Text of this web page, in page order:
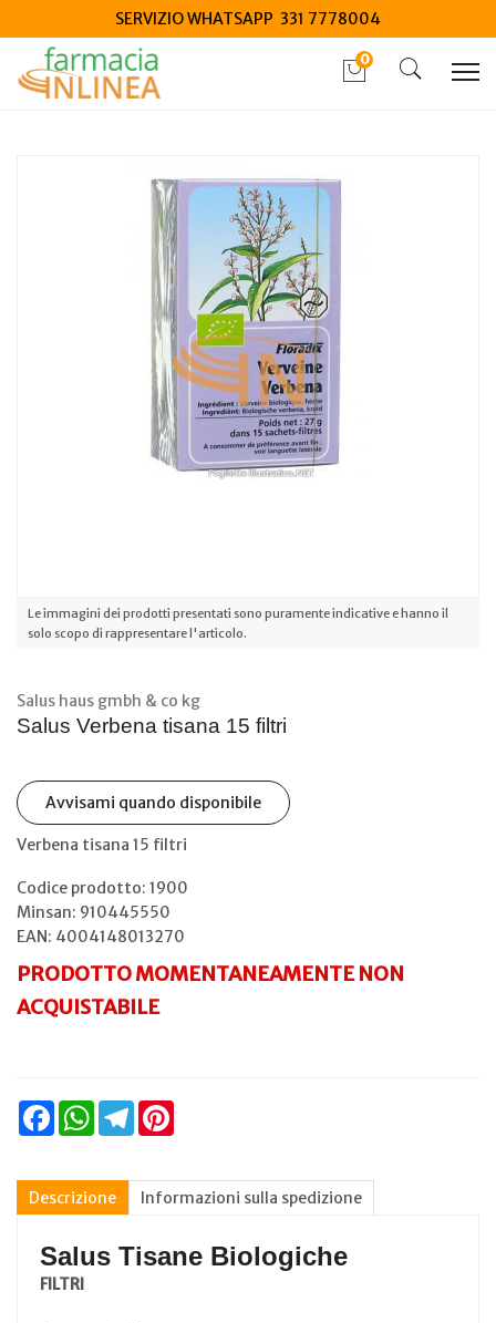
SERVIZIO WHATSAPP 331 7778004
0
Le immagini dei prodotti presentati sono puramente indicative e hanno il
solo scopo di rappresentare l'articolo.
Salus haus gmbh & co kg
Salus Verbena tisana 15 filtri
Avvisami quando disponibile
Verbena tisana 15 filtri
Codice prodotto: 1900
Minsan: 910445550
EAN: 4004148013270
PRODOTTO MOMENTANEAMENTE NON
ACQUISTABILE
FacebookWhatsAppTelegram
Descrizione Informazioni sulla spedizione
Salus Tisane Biologiche
FILTRI